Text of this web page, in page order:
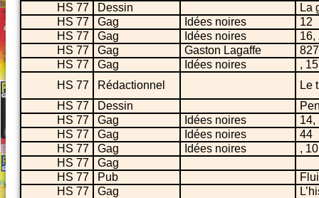
HS 77
Dessin
La
HS 77
Gag Idées noires
12
HS 77
Gag Idées noires
16,
HS 77
Gag Gaston Lagaffe
827
HS 77
Gag Idées noires
,
HS 77
Rédactionnel
Le
HS 77
Dessin
HS 77
Gag Idées noires
14,
HS 77
Gag Idées noires
44
HS 77
Gag Idées noires
, 10
HS 77
Gag
HS 77
Pub
HS 77
Gag